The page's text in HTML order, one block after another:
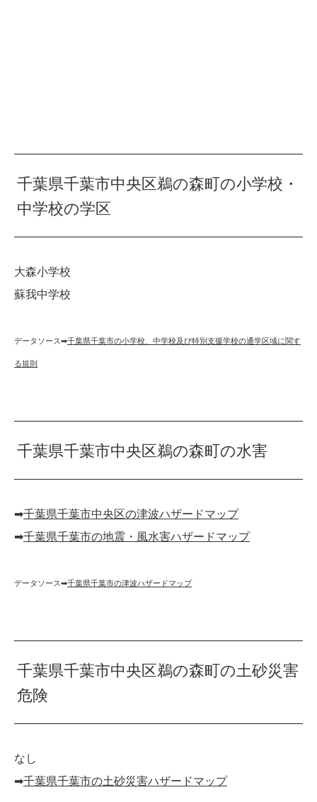
千葉県千葉市中央区鵜の森町の小学校・
中学校の学区
大森小学校
蘇我中学校
データソース➡︎千葉県千葉市の小学校、中学校及び特別支援学校の通学区域に関す
る規則
千葉県千葉市中央区鵜の森町の水害
➡︎千葉県千葉市中央区の津波ハザードマップ
➡︎千葉県千葉市の地震・風水害ハザードマップ
データソース➡︎千葉県千葉市の津波ハザードマップ
千葉県千葉市中央区鵜の森町の土砂災害
危険
なし
➡︎千葉県千葉市の土砂災害ハザードマップ